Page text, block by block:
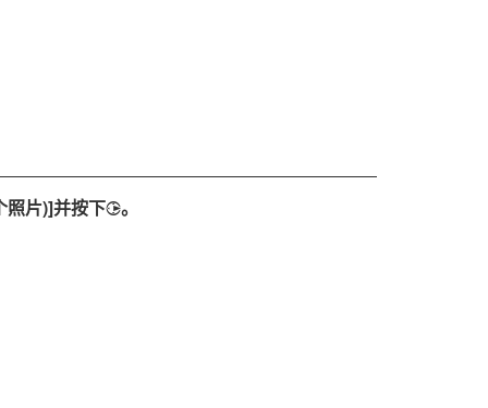
照片)]并按下2。